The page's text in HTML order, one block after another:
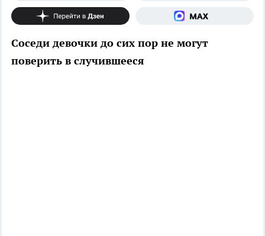
Соседи девочки до сих пор не могут
поверить в случившееся